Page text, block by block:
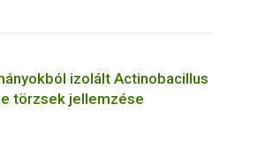
izolált Actinobacillus
törzsek jellemzése